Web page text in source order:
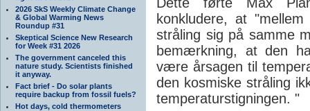
2026 SkS Weekly Climate Change
& Global Warming News
Roundup #31
Skeptical Science New Research
for Week #31 2026
The government canceled this
nature study. Scientists finished
it anyway.
Fact brief - Do solar plants
require backup from fossil fuels?
Hot days, cold thermometers
konkludere, at
stråling sig på samme
bemærkning, at den
være årsagen til
den kosmiske stråling
temperaturstigningen. "